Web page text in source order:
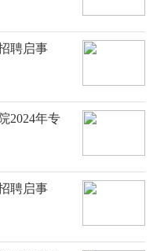
聘启事
2024年专
聘启事